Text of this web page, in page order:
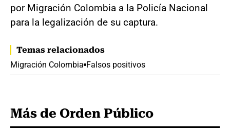
por Migración Colombia a la Policía Nacional
para la legalización de su captura.
Temas relacionados
Migración Colombia Falsos positivos
Más de Orden Público